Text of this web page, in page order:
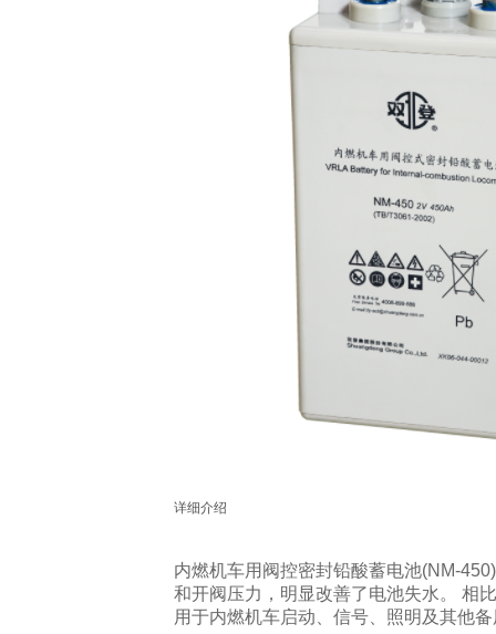
详细介绍
内燃机车用阀控密封铅酸蓄电池(NM-
和开阀压力，明显改善了电池失水。 相
用于内燃机车启动、信号、照明及其他